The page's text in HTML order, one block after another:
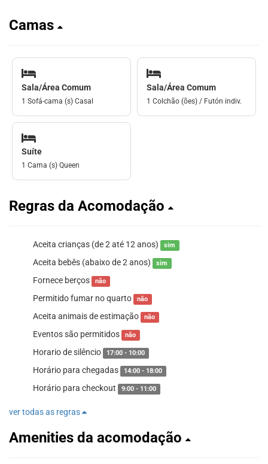
Camas
Sala/Área Comum
1 Sofá-cama (s) Casal
Sala/Área Comum
1 Colchão (ões) / Futón indiv.
Suíte
1 Cama (s) Queen
Regras da Acomodação
Aceita crianças (de 2 até 12 anos) sim
Aceita bebês (abaixo de 2 anos) sim
Fornece berços não
Permitido fumar no quarto não
Aceita animais de estimação não
Eventos são permitidos não
Horario de silêncio 17:00 - 10:00
Horário para chegadas 14:00 - 18:00
Horário para checkout 9:00 - 11:00
ver todas as regras
Amenities da acomodação